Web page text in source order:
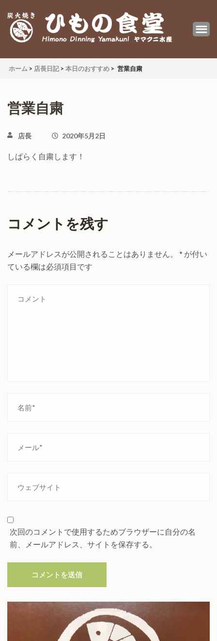
ホーム > 店長日記 > 本日のおすすめ > 営業自粛
営業自粛
店長 2020年5月2日
しばらく自粛します！
コメントを残す
メールアドレスが公開されることはありません。 * が付い
ている欄は必須項目です
次回のコメントで使用するためブラウザーに自分の名
前、メールアドレス、サイトを保存する。